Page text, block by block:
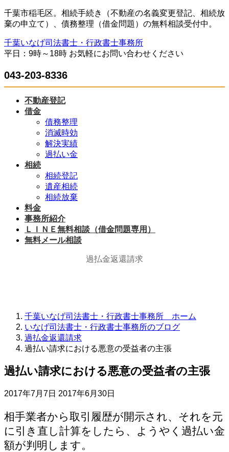
コ
ン
ン
ツ
ス
キ
ナ
ビ
ー
シ
ン
に
千葉市稲毛区。相続手続き（不動産の名義変更登記、相続放
棄の申立て）、債務整理（借金問題）の無料相談受付中。
千葉いなげ司法書士・行政書士事務所
平日：9時～18時 お気軽にお問い合わせください
043-203-8336
不動産登記
借金
債務整理
消滅時効
解決実績
過払い金
相続
相続登記
遺産相続
相続放棄
料金
事務所紹介
ＬＩＮＥ無料相談（借金問題専用）
無料メール相談
過払金返還請求
千葉いなげ司法書士・行政書士事務所 ホーム
いなげ司法書士・行政書士事務所のブログ
過払金返還請求
過払い請求における悪意の受益者の主張
過払い請求における悪意の受益者の主張
2017年7月7日 最
更
新
日
時
2017年6月30日
相手業者から取引履歴が開示され、それを元
に引き直し計算をしたら、ようやく過払い金
額が判明します。